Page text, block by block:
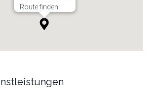
Route finden